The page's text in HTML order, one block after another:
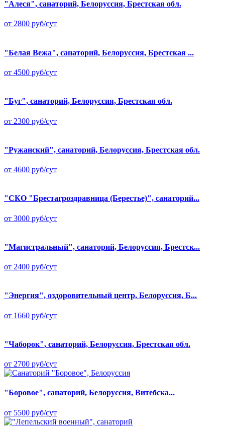
"Алеся", санаторий, Белоруссия, Брестская обл.
от 2800 руб/сут
"Белая Вежа", санаторий, Белоруссия, Брестская ...
от 4500 руб/сут
"Буг", санаторий, Белоруссия, Брестская обл.
от 2300 руб/сут
"Ружанский", санаторий, Белоруссия, Брестская обл.
от 4600 руб/сут
"СКО "Брестагроздравница (Берестье)", санаторий...
от 3000 руб/сут
"Магистральный", санаторий, Белоруссия, Брестск...
от 2400 руб/сут
"Энергия", оздоровительный центр, Белоруссия, Б...
от 1660 руб/сут
"Чаборок", санаторий, Белоруссия, Брестская обл.
от 2700 руб/сут
"Боровое", санаторий, Белоруссия, Витебска...
от 5500 руб/сут